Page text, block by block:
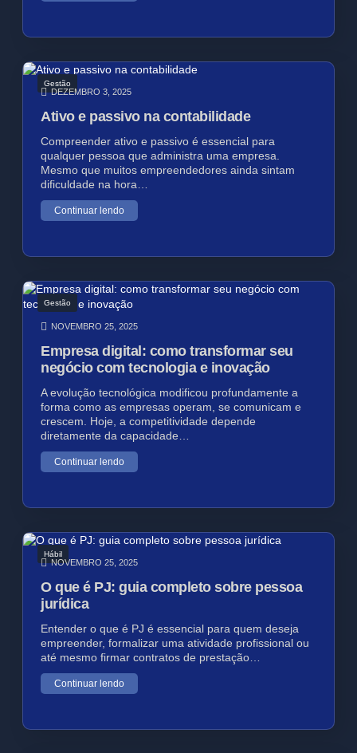
Gestão
DEZEMBRO 3, 2025
Ativo e passivo na contabilidade
Compreender ativo e passivo é essencial para
qualquer pessoa que administra uma empresa.
Mesmo que muitos empreendedores ainda sintam
dificuldade na hora…
Continuar lendo
Gestão
NOVEMBRO 25, 2025
Empresa digital: como transformar seu
negócio com tecnologia e inovação
A evolução tecnológica modificou profundamente a
forma como as empresas operam, se comunicam e
crescem. Hoje, a competitividade depende
diretamente da capacidade…
Continuar lendo
Hábil
NOVEMBRO 25, 2025
O que é PJ: guia completo sobre pessoa
jurídica
Entender o que é PJ é essencial para quem deseja
empreender, formalizar uma atividade profissional ou
até mesmo firmar contratos de prestação…
Continuar lendo